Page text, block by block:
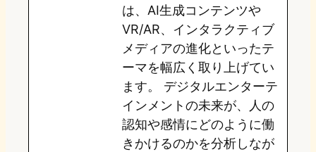
は、AI生成コンテンツや
VR/AR、インタラクティブ
メディアの進化といったテ
ーマを幅広く取り上げてい
ます。 デジタルエンターテ
インメントの未来が、人の
認知や感情にどのように働
きかけるのかを分析しなが